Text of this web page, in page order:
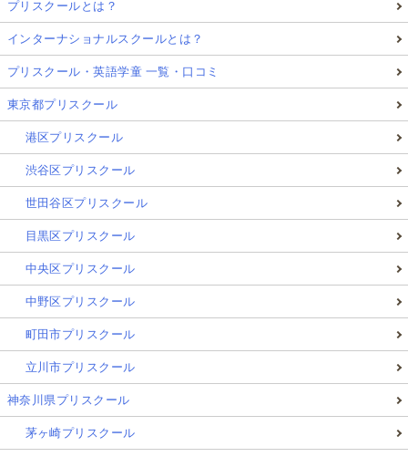
プリスクールとは？
インターナショナルスクールとは？
プリスクール・英語学童 一覧・口コミ
東京都プリスクール
港区プリスクール
渋谷区プリスクール
世田谷区プリスクール
目黒区プリスクール
中央区プリスクール
中野区プリスクール
町田市プリスクール
立川市プリスクール
神奈川県プリスクール
茅ヶ崎プリスクール